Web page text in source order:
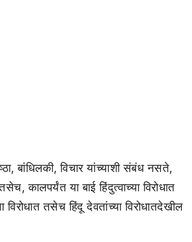
बांधिलकी, विचार यांच्याशी संबंध नसते,
या बाई हिंदुत्वाच्या विरोधात
विरोधात तसेच हिंदू देवतांच्या विरोधातदेखील